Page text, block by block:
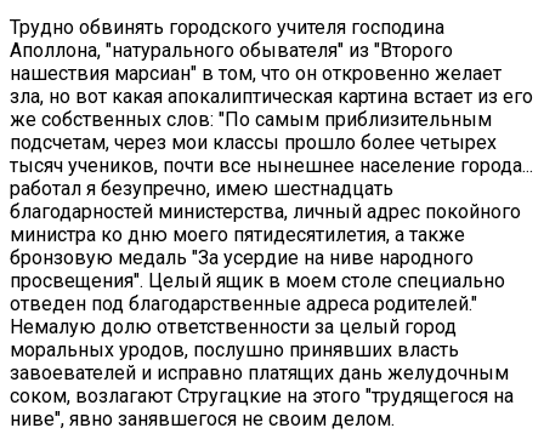
Трудно обвинять городского учителя господина
Аполлона, "натурального обывателя" из "Второго
нашествия марсиан" в том, что он откровенно желает
зла, но вот какая апокалиптическая картина встает из его
же собственных слов: "По самым приблизительным
подсчетам, через мои классы прошло более четырех
тысяч учеников, почти все нынешнее население города...
работал я безупречно, имею шестнадцать
благодарностей министерства, личный адрес покойного
министра ко дню моего пятидесятилетия, а также
бронзовую медаль "За усердие на ниве народного
просвещения". Целый ящик в моем столе специально
отведен под благодарственные адреса родителей."
Немалую долю ответственности за целый город
моральных уродов, послушно принявших власть
завоевателей и исправно платящих дань желудочным
соком, возлагают Стругацкие на этого "трудящегося на
ниве", явно занявшегося не своим делом.